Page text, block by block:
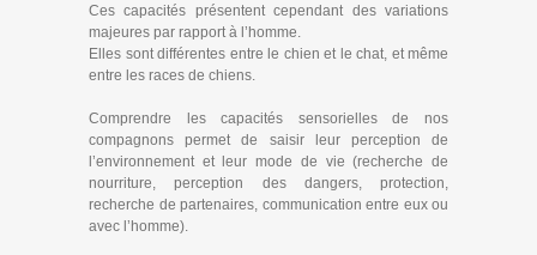
Ces capacités présentent cependant des variations
majeures par rapport à l’homme.
Elles sont différentes entre le chien et le chat, et même
entre les races de chiens.
Comprendre les capacités sensorielles de nos
compagnons permet de saisir leur perception de
l’environnement et leur mode de vie (recherche de
nourriture, perception des dangers, protection,
recherche de partenaires, communication entre eux ou
avec l’homme).